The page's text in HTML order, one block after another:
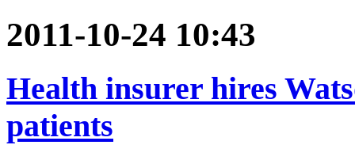
2011-10-24 10:43
Health insurer hires
patients